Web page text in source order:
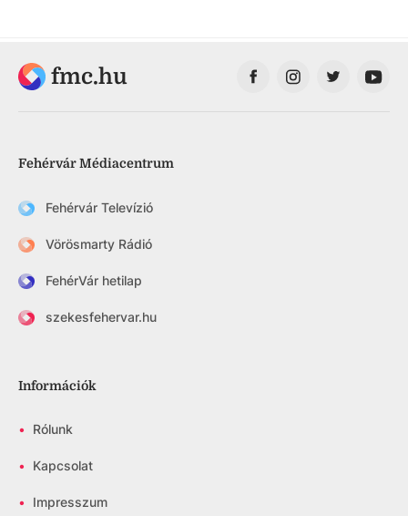
fmc.hu
Fehérvár Médiacentrum
Fehérvár Televízió
Vörösmarty Rádió
FehérVár hetilap
szekesfehervar.hu
Információk
• Rólunk
• Kapcsolat
• Impresszum